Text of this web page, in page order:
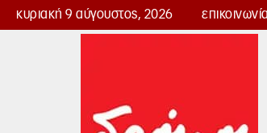
κυριακή 9 αύγουστος, 2026 επικοινωνία
Δρόμος